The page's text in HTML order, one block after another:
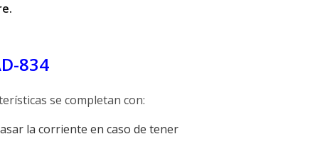
834
se completan con:
la corriente en caso de tener